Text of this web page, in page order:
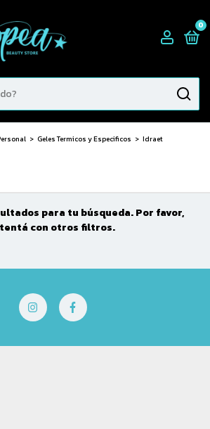
0
> Geles Termicos y Especificos > Idraet
para tu búsqueda. Por favor,
con otros filtros.